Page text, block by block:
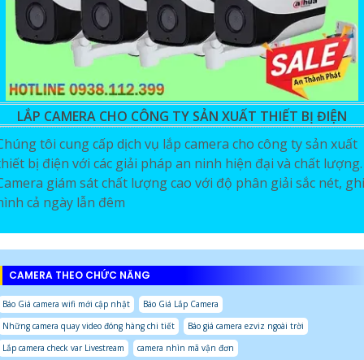
LẮP CAMERA CHO CÔNG TY SẢN XUẤT THIẾT BỊ ĐIỆN
tôi cung cấp dịch vụ lắp camera cho công ty sản xuất
bị điện với các giải pháp an ninh hiện đại và chất lượng.
giám sát chất lượng cao với độ phân giải sắc nét, ghi
cả ngày lẫn đêm
CAMERA THEO CHỨC NĂNG
Báo Giá camera wifi mới cập nhật
Báo Giá Lắp Camera
Những camera quay video đóng hàng chi tiết
Báo giá camera ezviz ngoài trời
Lắp camera check var Livestream
camera nhìn mã vận đơn